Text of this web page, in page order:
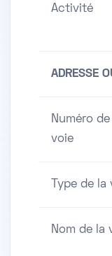
Activité
ADRESSE
Numéro de
voie
Type de la
Nom de la